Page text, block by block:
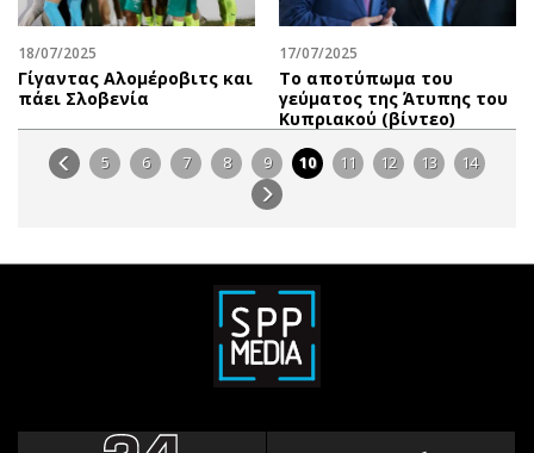
18/07/2025
Γίγαντας Αλομέροβιτς και
πάει Σλοβενία
17/07/2025
Το αποτύπωμα του
γεύματος της Άτυπης του
Κυπριακού (βίντεο)
5 6 7 8 9 10 11 12 13 14